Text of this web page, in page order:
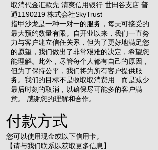
取消代金汇款先 清爽信用银行 世田谷支店 普
通1190219 株式会社SkyTrust
指甲沙龙是一种一对一的服务，每天可接受的
最大预约数量有限。自开业以来，我们一直努
力与客户建立信任关系，但为了更好地满足您
的愿望，我们做出了非常艰难的决定，希望您
能理解。此外，尽管每个人都有自己的原因，
但为了保持公平，我们将为所有客户提供服
务。我们的目标不是收取取消费用，而是减少
最后时刻的取消，以确保尽可能多的客户满
意。 感谢您的理解和合作。
付款方式
您可以使用现金或以下信用卡。
【请与我们联系以获取更多信息】